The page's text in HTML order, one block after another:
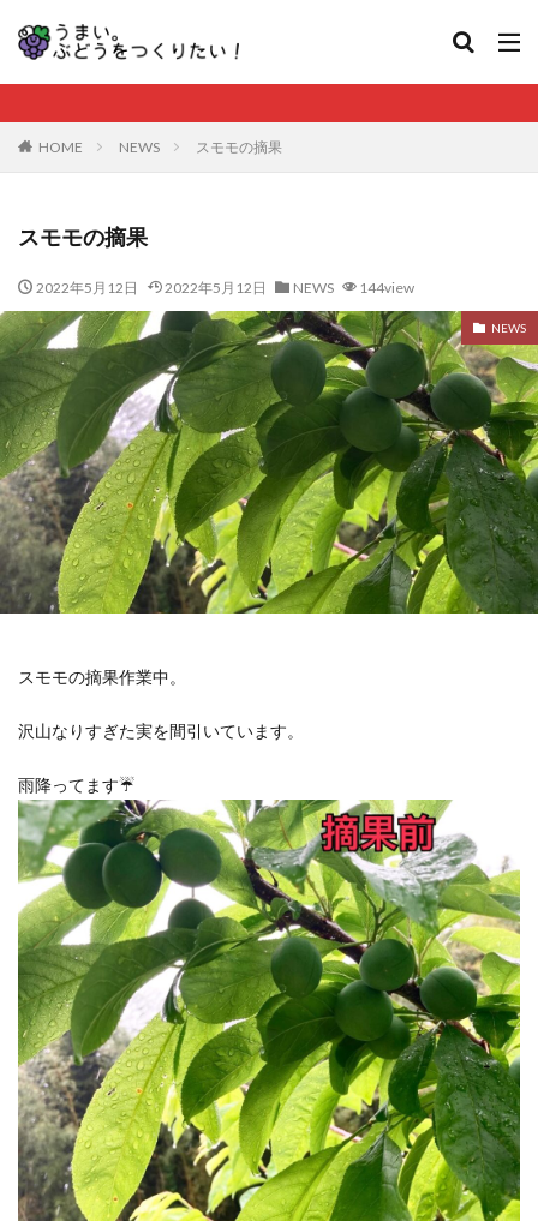
HOME NEWS スモモの摘果
スモモの摘果
2022年5月12日 2022年5月12日 NEWS 144view
NEWS
スモモの摘果作業中。
沢山なりすぎた実を間引いています。
雨降ってます☔️